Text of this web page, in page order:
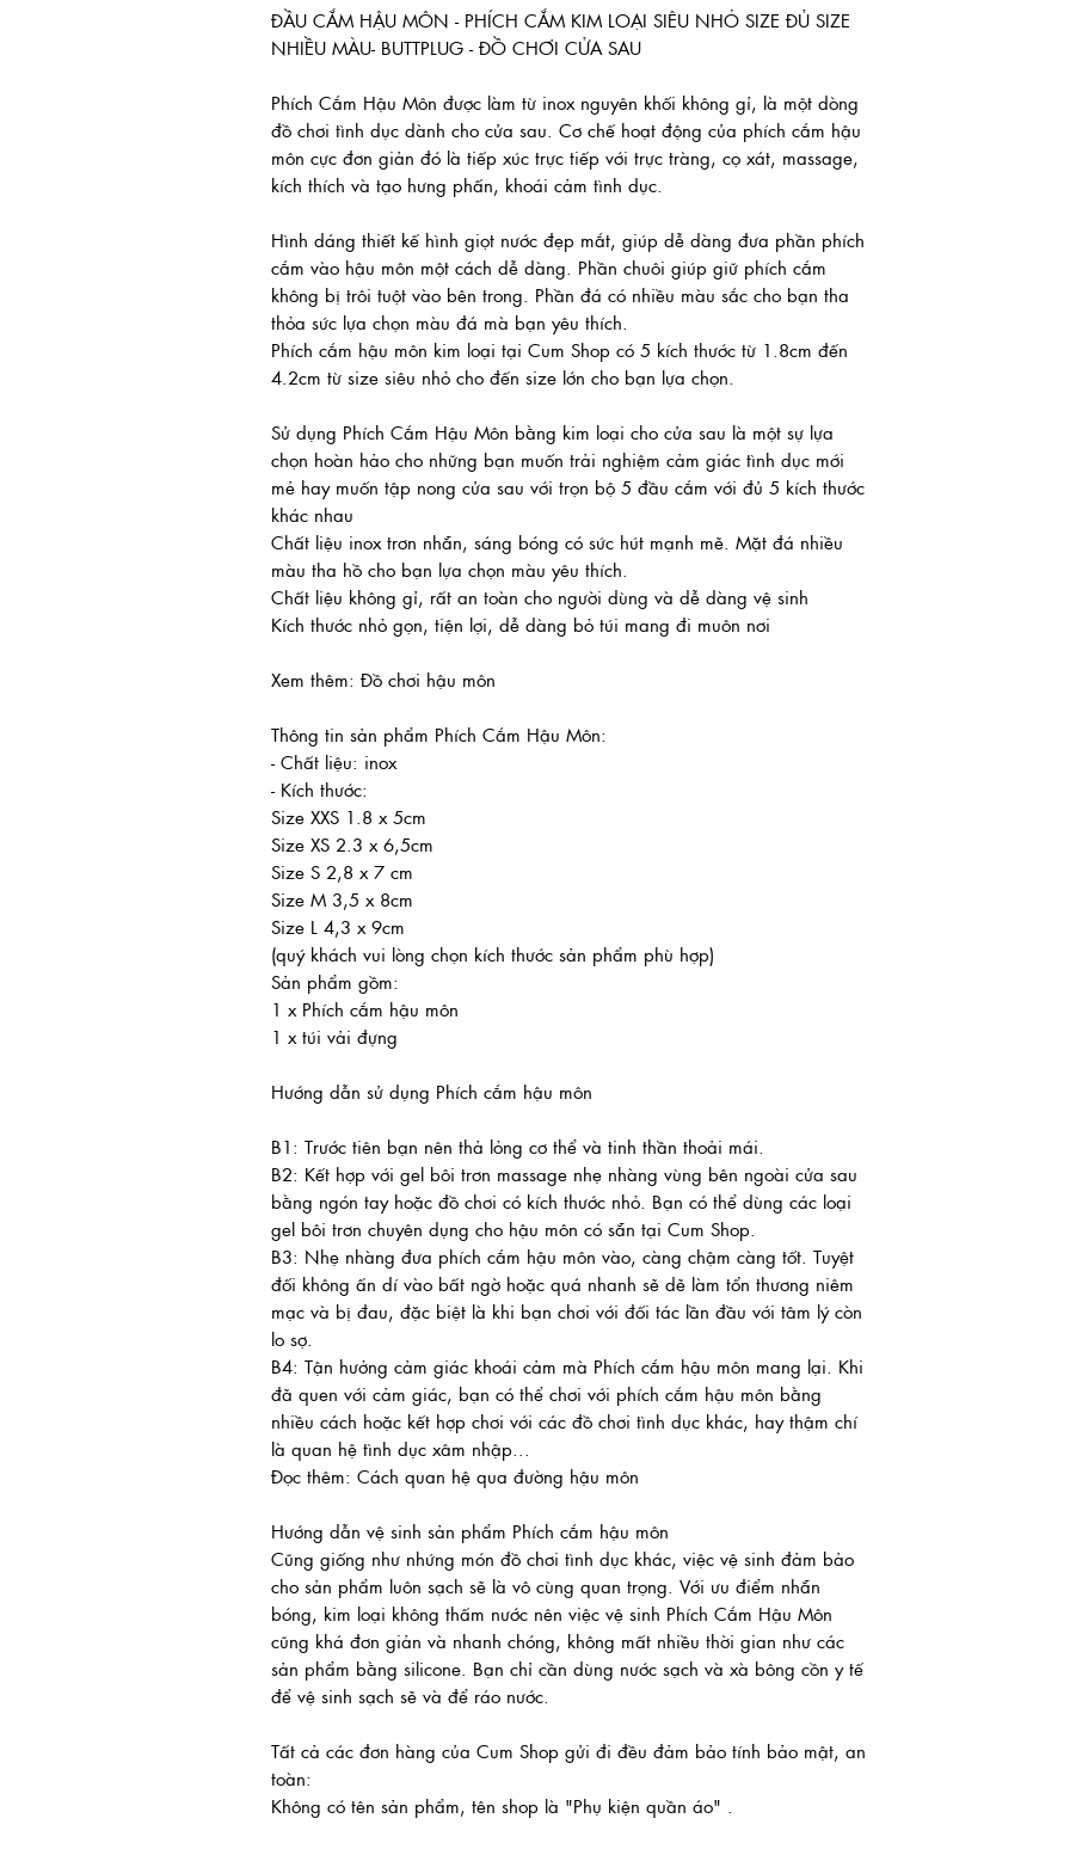
ĐẦU CẮM HẬU MÔN - PHÍCH CẮM KIM LOẠI SIÊU NHỎ SIZE ĐỦ SIZE
NHIỀU MÀU- BUTTPLUG - ĐỒ CHƠI CỬA SAU
Phích Cắm Hậu Môn được làm từ inox nguyên khối không gỉ, là một dòng
đồ chơi tình dục dành cho cửa sau. Cơ chế hoạt động của phích cắm hậu
môn cực đơn giản đó là tiếp xúc trực tiếp với trực tràng, cọ xát, massage,
kích thích và tạo hưng phấn, khoái cảm tình dục.
Hình dáng thiết kế hình giọt nước đẹp mắt, giúp dễ dàng đưa phần phích
cắm vào hậu môn một cách dễ dàng. Phần chuôi giúp giữ phích cắm
không bị trôi tuột vào bên trong. Phần đá có nhiều màu sắc cho bạn tha
thỏa sức lựa chọn màu đá mà bạn yêu thích.
Phích cắm hậu môn kim loại tại Cum Shop có 5 kích thước từ 1.8cm đến
4.2cm từ size siêu nhỏ cho đến size lớn cho bạn lựa chọn.
Sử dụng Phích Cắm Hậu Môn bằng kim loại cho cửa sau là một sự lựa
chọn hoàn hảo cho những bạn muốn trải nghiệm cảm giác tình dục mới
mẻ hay muốn tập nong cửa sau với trọn bộ 5 đầu cắm với đủ 5 kích thước
khác nhau
Chất liệu inox trơn nhẵn, sáng bóng có sức hút mạnh mẽ. Mặt đá nhiều
màu tha hồ cho bạn lựa chọn màu yêu thích.
Chất liệu không gỉ, rất an toàn cho người dùng và dễ dàng vệ sinh
Kích thước nhỏ gọn, tiện lợi, dễ dàng bỏ túi mang đi muôn nơi
Xem thêm: Đồ chơi hậu môn
Thông tin sản phẩm Phích Cắm Hậu Môn:
- Chất liệu: inox
- Kích thước:
Size XXS 1.8 x 5cm
Size XS 2.3 x 6,5cm
Size S 2,8 x 7 cm
Size M 3,5 x 8cm
Size L 4,3 x 9cm
(quý khách vui lòng chọn kích thước sản phẩm phù hợp)
Sản phẩm gồm:
1 x Phích cắm hậu môn
1 x túi vải đựng
Hướng dẫn sử dụng Phích cắm hậu môn
B1: Trước tiên bạn nên thả lỏng cơ thể và tinh thần thoải mái.
B2: Kết hợp với gel bôi trơn massage nhẹ nhàng vùng bên ngoài cửa sau
bằng ngón tay hoặc đồ chơi có kích thước nhỏ. Bạn có thể dùng các loại
gel bôi trơn chuyên dụng cho hậu môn có sẵn tại Cum Shop.
B3: Nhẹ nhàng đưa phích cắm hậu môn vào, càng chậm càng tốt. Tuyệt
đối không ấn dí vào bất ngờ hoặc quá nhanh sẽ dẽ làm tổn thương niêm
mạc và bị đau, đặc biệt là khi bạn chơi với đối tác lần đầu với tâm lý còn
lo sợ.
B4: Tận hưởng cảm giác khoái cảm mà Phích cắm hậu môn mang lại. Khi
đã quen với cảm giác, bạn có thể chơi với phích cắm hậu môn bằng
nhiều cách hoặc kết hợp chơi với các đồ chơi tình dục khác, hay thậm chí
là quan hệ tình dục xâm nhập...
Đọc thêm: Cách quan hệ qua đường hậu môn
Hướng dẫn vệ sinh sản phẩm Phích cắm hậu môn
Cũng giống như nhứng món đồ chơi tình dục khác, việc vệ sinh đảm bảo
cho sản phẩm luôn sạch sẽ là vô cùng quan trọng. Với ưu điểm nhẵn
bóng, kim loại không thấm nước nên việc vệ sinh Phích Cắm Hậu Môn
cũng khá đơn giản và nhanh chóng, không mất nhiều thời gian như các
sản phẩm bằng silicone. Bạn chỉ cần dùng nước sạch và xà bông cồn y tế
để vệ sinh sạch sẽ và để ráo nước.
Tất cả các đơn hàng của Cum Shop gửi đi đều đảm bảo tính bảo mật, an
toàn:
Không có tên sản phẩm, tên shop là "Phụ kiện quần áo" .